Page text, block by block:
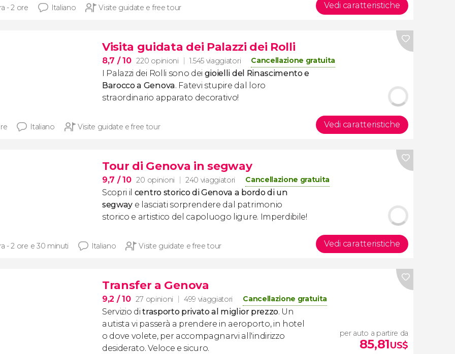
- 2 ore Italiano Visite guidate e free tour Vedi caratteristiche
Visita guidata dei Palazzi dei Rolli
8,7 / 10 220 opinioni 1.545 viaggiatori Cancellazione gratuita
I Palazzi dei Rolli sono dei gioielli del Rinascimento e
Barocco a Genova. Fatevi stupire dal loro
straordinario apparato decorativo!
Italiano Visite guidate e free tour Vedi caratteristiche
Tour di Genova in segway
9,7 / 10 20 opinioni 240 viaggiatori Cancellazione gratuita
Scopri il centro storico di Genova a bordo di un
segway e lasciati sorprendere dal patrimonio
storico e artistico del capoluogo ligure. Imperdibile!
- 2 ore e 30 minuti Italiano Visite guidate e free tour Vedi caratteristiche
Transfer a Genova
9,2 / 10 27 opinioni 499 viaggiatori Cancellazione gratuita
Servizio ditrasporto privato al miglior prezzo. Un
autista vi passerà a prendere in aeroporto, in hotel
o dove volete, per accompagnarvi all'indirizzo
desiderato. Veloce e sicuro.
per auto a partire da
85,81US$